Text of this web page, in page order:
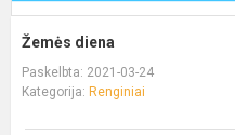
Žemės diena
Paskelbta: 2021-03-24
Kategorija: Renginiai